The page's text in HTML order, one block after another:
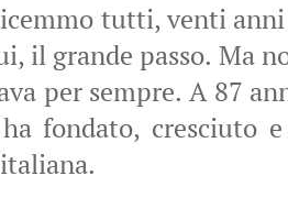
tutti, venti
il grande passo. Ma
per sempre. A 87
fondato, cresciuto